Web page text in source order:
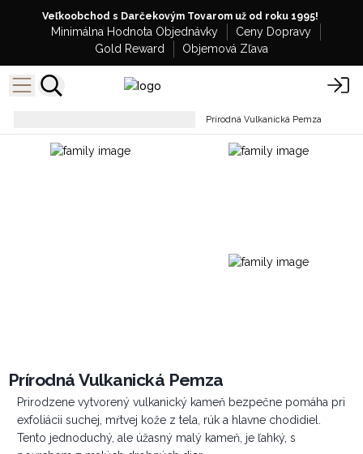
Veľkoobchod s Darčekovým Tovarom už od roku 1995!
Minimálna Hodnota Objednávky
Ceny Dopravy
Gold Reward
Objemová Zľava
Prírodná Vulkanická Pemza
Prírodná Vulkanická Pemza
Prirodzene vytvorený vulkanický kameň bezpečne pomáha pri
exfoliácii suchej, mŕtvej kože z tela, rúk a hlavne chodidiel.
Tento jednoduchý, ale úžasný malý kameň, je ľahký, s